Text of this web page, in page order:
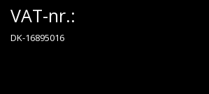
VAT-nr.:
DK-16895016